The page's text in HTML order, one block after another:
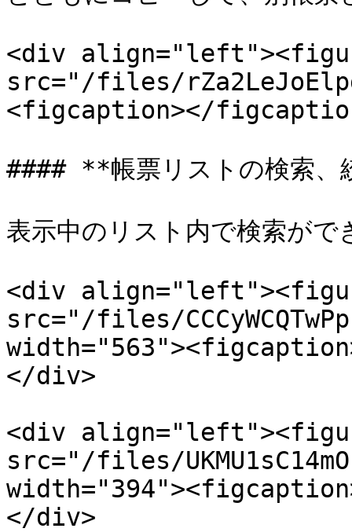
<div
src="/files/
<figcaption></
#### **帳票リストの検索、
表示中のリスト内で検索がで
<div
src="/files/
</div>
<div
src="/files/
</div>